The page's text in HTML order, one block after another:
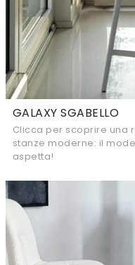
GALAXY SGABELLO
Clicca per scoprire una
stanze moderne: il
aspetta!